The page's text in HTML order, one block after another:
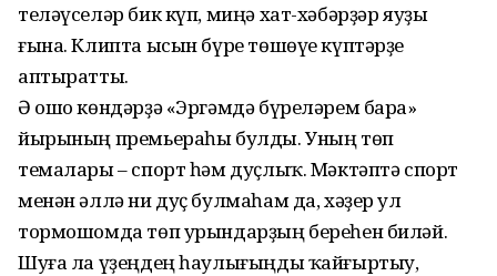
теләүселәр бик күп, миңә хат-хәбәрҙәр яуҙы
ғына. Клипта ысын бүре төшөүе күптәрҙе
аптыратты.
Ә ошо көндәрҙә «Эргәмдә бүреләрем бара»
йырының премьераһы булды. Уның төп
темалары – спорт һәм дуҫлыҡ. Мәктәптә спорт
менән әллә ни дуҫ булмаһам да, хәҙер ул
тормошомда төп урындарҙың береһен биләй.
Шуға ла үҙеңдең һаулығыңды ҡайғыртыу,